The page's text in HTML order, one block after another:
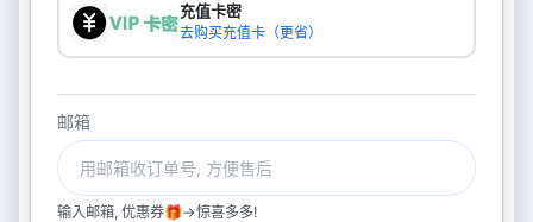
充值卡密
去购买充值卡（更省）
邮箱
输入邮箱, 优惠券🎁->惊喜多多!